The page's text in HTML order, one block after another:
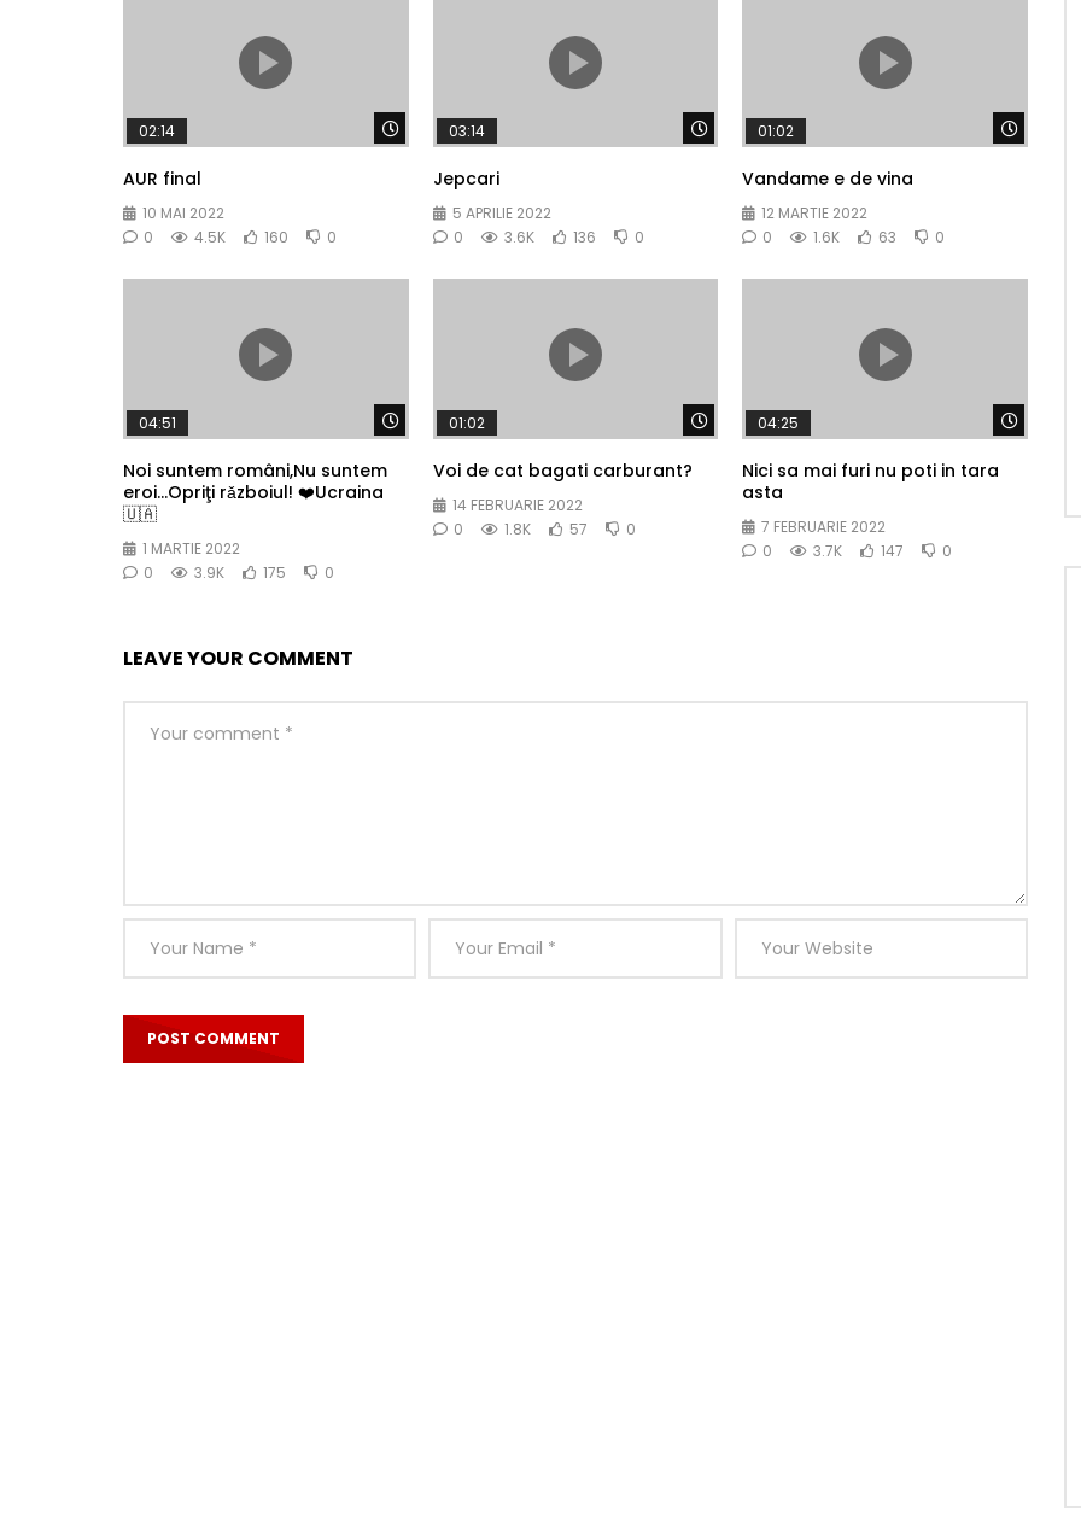
Watch Later
02:14
AUR final
10 MAI 2022
0
4.5K 160 0
Watch Later
03:14
Jepcari
5 APRILIE 2022
0
3.6K 136 0
01:02
Vandame e de vina
12 MARTIE 2022
0
1.6K 63 0
Watch Later
04:51
Noi suntem români,Nu suntem
eroi…Opriţi rǎzboiul! ❤️Ucraina
🇺🇦
1 MARTIE 2022
0
3.9K 175 0
Watch Later
01:02
Voi de cat bagati carburant?
14 FEBRUARIE 2022
0
1.8K 57 0
04:25
Nici sa mai furi nu poti in tara
asta
7 FEBRUARIE 2022
0
3.7K 147 0
LEAVE YOUR COMMENT